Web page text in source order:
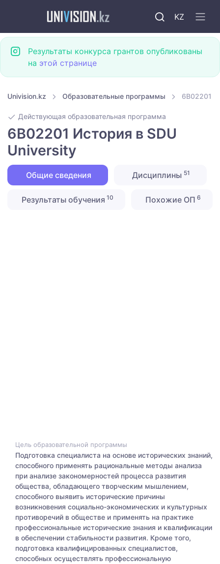
KZ
Результаты конкурса грантов опубликованы
на этой странице
Univision.kz Образовательные программы 6B02201
Действующая образовательная программа
6B02201 История в SDU
University
Общие сведения Дисциплины 51
Результаты обучения 10 Похожие ОП 6
Цель образовательной программы
Подготовка специалиста на основе исторических знаний,
способного применять рациональные методы анализа
при анализе закономерностей процесса развития
общества, обладающего творческим мышлением,
способного выявить исторические причины
возникновения социально-экономических и культурных
противоречий в обществе и применять на практике
профессиональные исторические знания и квалификации
в обеспечении стабильности развития. Кроме того,
подготовка квалифицированных специалистов,
способных осуществлять профессиональную